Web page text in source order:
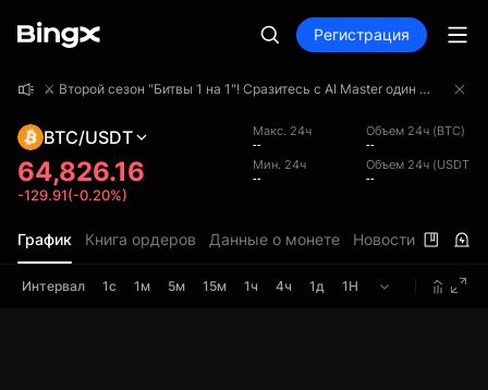
Регистрация
⚔️ Второй сезон "Битвы 1 на 1"! Сразитесь с AI Master один на один и заберите часть призового фонда в 4 000 000 USDT!
BTC/USDT
64,826.16
-129.91(-0.20%)
Макс. 24ч
--
Объем 24ч (BTC)
--
Мин. 24ч
--
Объем 24ч (USDT)
--
График Книга ордеров Данные о монете Новости
Интервал 1с 1м 5м 15м 1ч 4ч 1д 1Н